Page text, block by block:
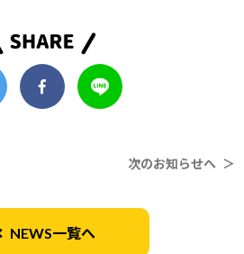
次のお知らせへ ＞
NEWS一覧へ